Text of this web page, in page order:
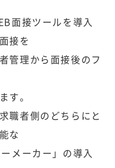
面接ツールを導入
接を
管理から面接後のフ
す。
職者側のどちらにと
な
メーカー」の導入